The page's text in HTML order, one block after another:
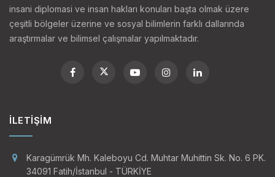
insani diplomasi ve insan hakları konuları başta olmak üzere
çeşitli bölgeler üzerine ve sosyal bilimlerin farklı dallarında
araştırmalar ve bilimsel çalışmalar yapılmaktadır.
İLETIŞIM
Karagümrük Mh. Kaleboyu Cd. Muhtar Muhittin Sk. No. 6 PK.
34091 Fatih/İstanbul - TÜRKİYE